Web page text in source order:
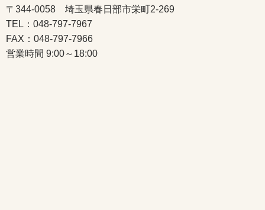
〒344-0058 埼玉県春日部市栄町2-269
TEL：048-797-7967
FAX：048-797-7966
営業時間 9:00～18:00